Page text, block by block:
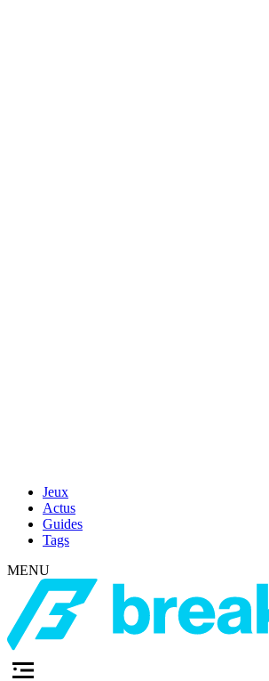
Jeux
Actus
Guides
Tags
MENU